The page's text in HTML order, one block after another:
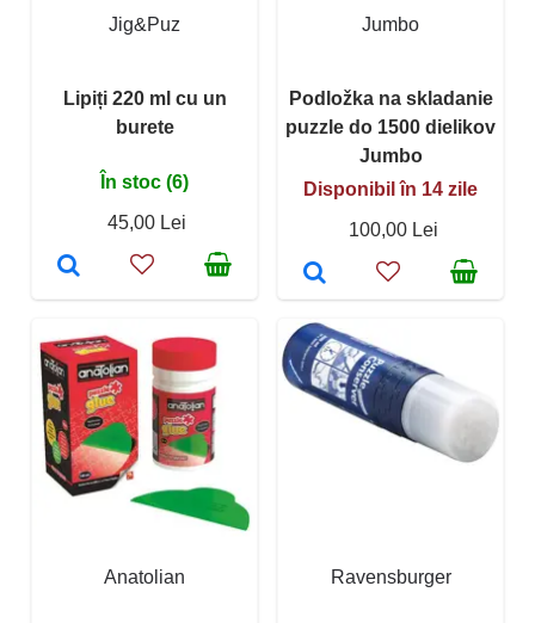
Jig&Puz
Lipiți 220 ml cu un
burete
În stoc (6)
45,00 Lei
Jumbo
Podložka na skladanie
puzzle do 1500 dielikov
Jumbo
Disponibil în 14 zile
100,00 Lei
Anatolian Ravensburger